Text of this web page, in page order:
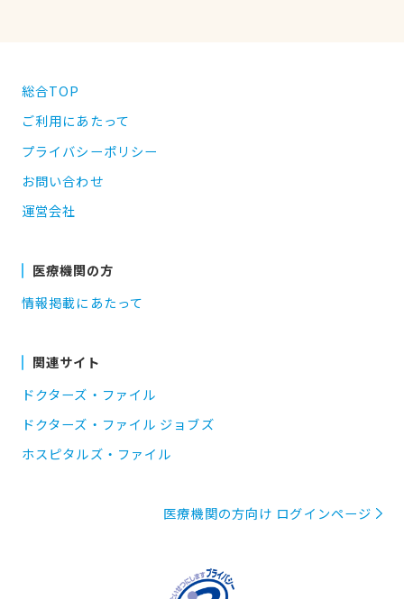
総合TOP
ご利用にあたって
プライバシーポリシー
お問い合わせ
運営会社
医療機関の方
情報掲載にあたって
関連サイト
ドクターズ・ファイル
ドクターズ・ファイル ジョブズ
ホスピタルズ・ファイル
医療機関の方向け ログインページ